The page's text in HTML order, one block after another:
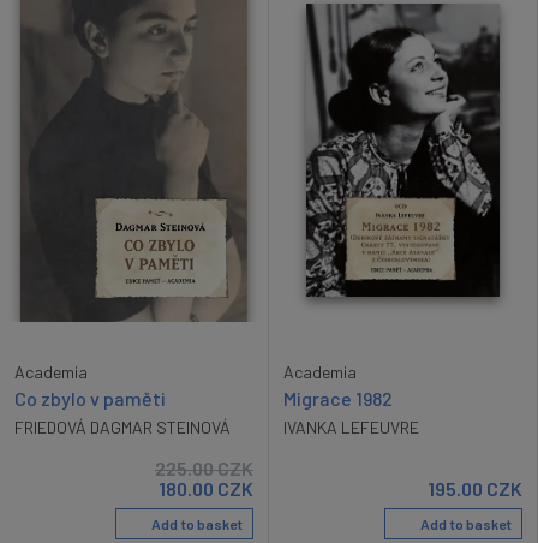
Academia
Co zbylo v paměti
FRIEDOVÁ DAGMAR STEINOVÁ
225.00CZK
180.00 CZK
Add to basket
Academia
Migrace 1982
IVANKA LEFEUVRE
195.00 CZK
Add to basket